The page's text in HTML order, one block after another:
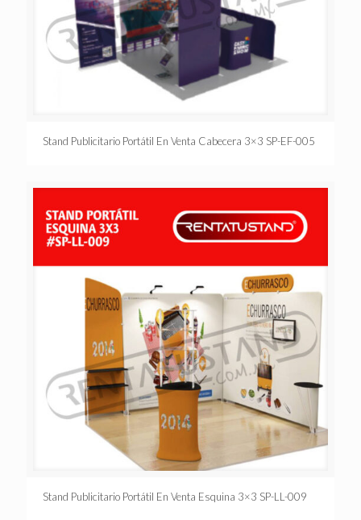
Stand Publicitario Portátil En Venta Cabecera 3×3 SP-EF-005
Stand Publicitario Portátil En Venta Esquina 3×3 SP-LL-009